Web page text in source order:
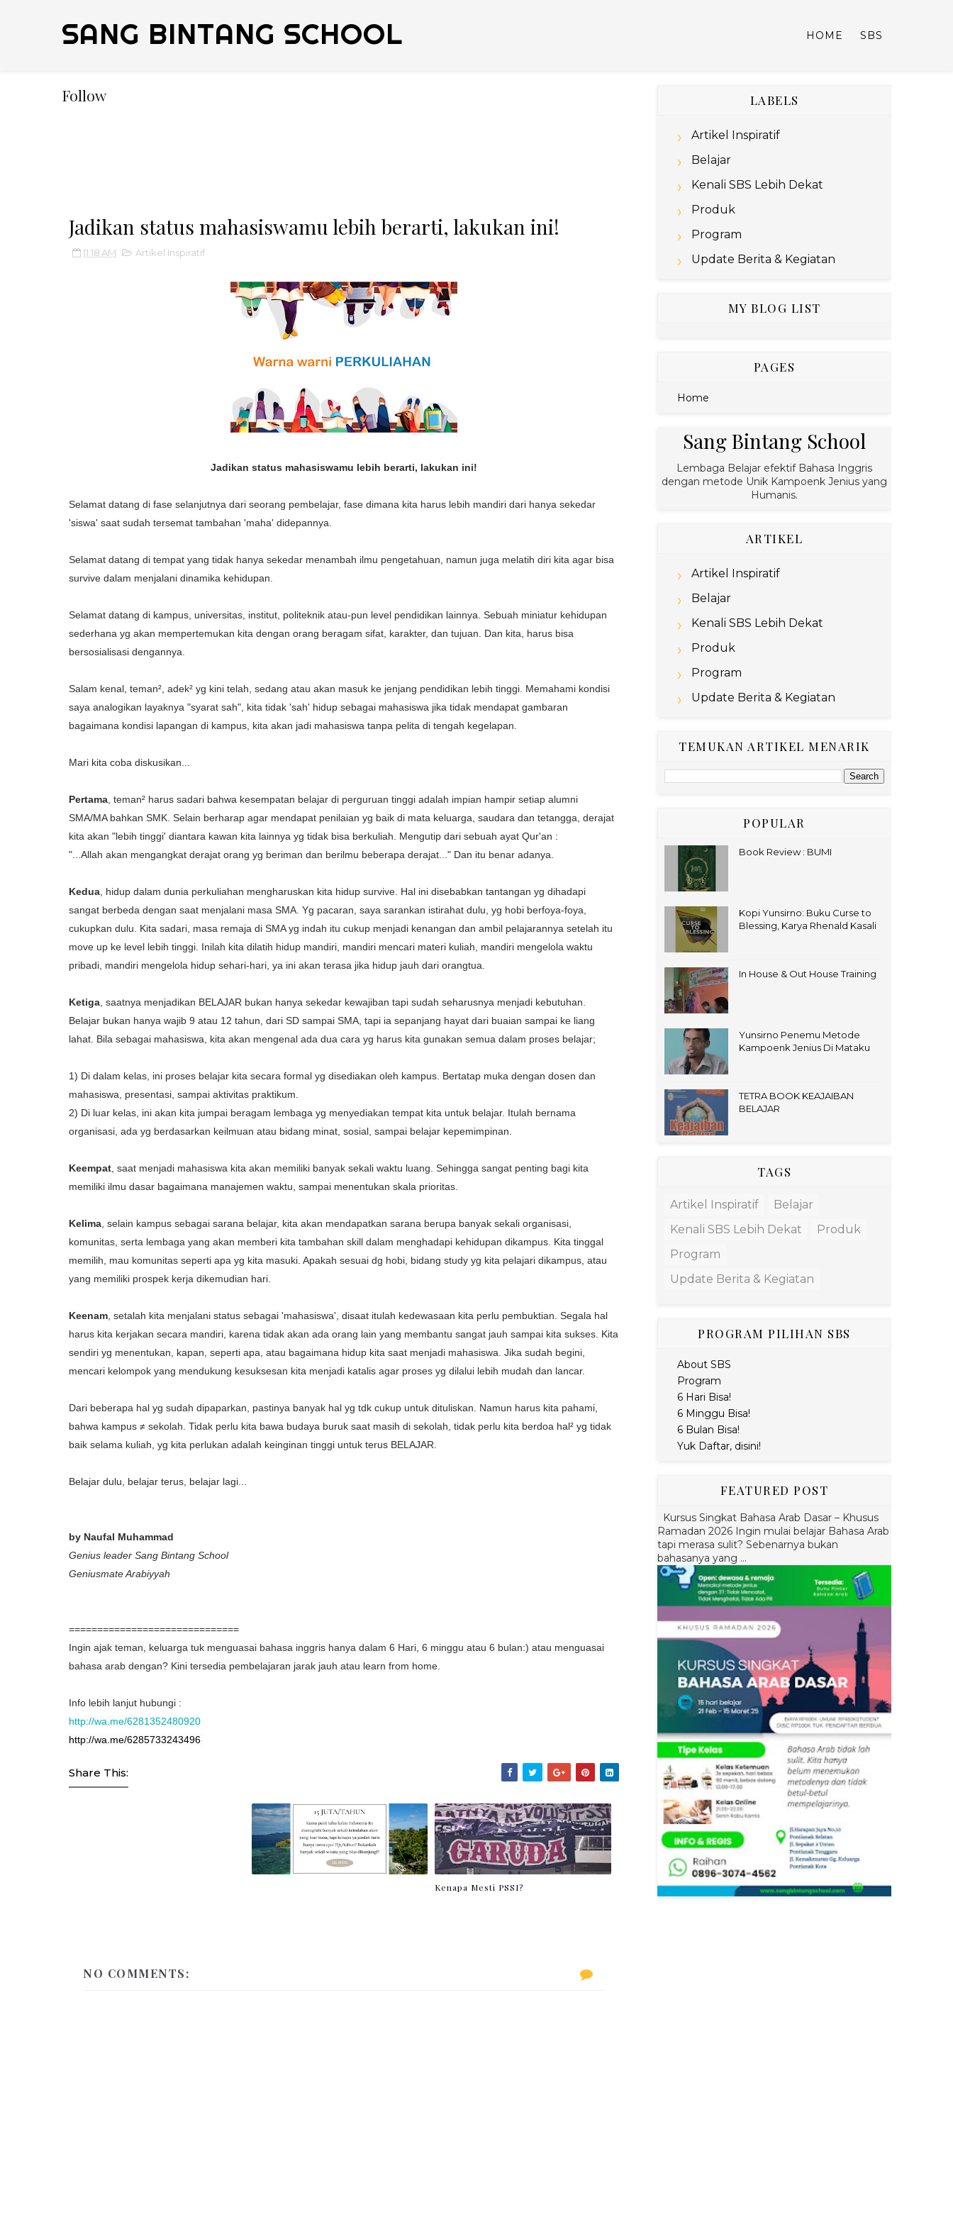
SANG BINTANG SCHOOL HOME SBS
Follow
Jadikan status mahasiswamu lebih berarti, lakukan ini!
11:18 AM Artikel Inspiratif
Jadikan status mahasiswamu lebih berarti, lakukan ini!
Selamat datang di fase selanjutnya dari seorang pembelajar, fase dimana kita harus lebih mandiri dari hanya sekedar
'siswa' saat sudah tersemat tambahan 'maha' didepannya.
Selamat datang di tempat yang tidak hanya sekedar menambah ilmu pengetahuan, namun juga melatih diri kita agar bisa
survive dalam menjalani dinamika kehidupan.
Selamat datang di kampus, universitas, institut, politeknik atau-pun level pendidikan lainnya. Sebuah miniatur kehidupan
sederhana yg akan mempertemukan kita dengan orang beragam sifat, karakter, dan tujuan. Dan kita, harus bisa
bersosialisasi dengannya.
Salam kenal, teman², adek² yg kini telah, sedang atau akan masuk ke jenjang pendidikan lebih tinggi. Memahami kondisi
saya analogikan layaknya "syarat sah", kita tidak 'sah' hidup sebagai mahasiswa jika tidak mendapat gambaran
bagaimana kondisi lapangan di kampus, kita akan jadi mahasiswa tanpa pelita di tengah kegelapan.
Mari kita coba diskusikan...
Pertama , teman² harus sadari bahwa kesempatan belajar di perguruan tinggi adalah impian hampir setiap alumni
SMA/MA bahkan SMK. Selain berharap agar mendapat penilaian yg baik di mata keluarga, saudara dan tetangga, derajat
kita akan "lebih tinggi' diantara kawan kita lainnya yg tidak bisa berkuliah. Mengutip dari sebuah ayat Qur'an :
"...Allah akan mengangkat derajat orang yg beriman dan berilmu beberapa derajat..." Dan itu benar adanya.
Kedua , hidup dalam dunia perkuliahan mengharuskan kita hidup survive. Hal ini disebabkan tantangan yg dihadapi
sangat berbeda dengan saat menjalani masa SMA. Yg pacaran, saya sarankan istirahat dulu, yg hobi berfoya-foya,
cukupkan dulu. Kita sadari, masa remaja di SMA yg indah itu cukup menjadi kenangan dan ambil pelajarannya setelah itu
move up ke level lebih tinggi. Inilah kita dilatih hidup mandiri, mandiri mencari materi kuliah, mandiri mengelola waktu
pribadi, mandiri mengelola hidup sehari-hari, ya ini akan terasa jika hidup jauh dari orangtua.
Ketiga , saatnya menjadikan BELAJAR bukan hanya sekedar kewajiban tapi sudah seharusnya menjadi kebutuhan.
Belajar bukan hanya wajib 9 atau 12 tahun, dari SD sampai SMA, tapi ia sepanjang hayat dari buaian sampai ke liang
lahat. Bila sebagai mahasiswa, kita akan mengenal ada dua cara yg harus kita gunakan semua dalam proses belajar;
1) Di dalam kelas, ini proses belajar kita secara formal yg disediakan oleh kampus. Bertatap muka dengan dosen dan
mahasiswa, presentasi, sampai aktivitas praktikum.
2) Di luar kelas, ini akan kita jumpai beragam lembaga yg menyediakan tempat kita untuk belajar. Itulah bernama
organisasi, ada yg berdasarkan keilmuan atau bidang minat, sosial, sampai belajar kepemimpinan.
Keempat , saat menjadi mahasiswa kita akan memiliki banyak sekali waktu luang. Sehingga sangat penting bagi kita
memiliki ilmu dasar bagaimana manajemen waktu, sampai menentukan skala prioritas.
Kelima , selain kampus sebagai sarana belajar, kita akan mendapatkan sarana berupa banyak sekali organisasi,
komunitas, serta lembaga yang akan memberi kita tambahan skill dalam menghadapi kehidupan dikampus. Kita tinggal
memilih, mau komunitas seperti apa yg kita masuki. Apakah sesuai dg hobi, bidang study yg kita pelajari dikampus, atau
yang memiliki prospek kerja dikemudian hari.
Keenam , setalah kita menjalani status sebagai 'mahasiswa', disaat itulah kedewasaan kita perlu pembuktian. Segala hal
harus kita kerjakan secara mandiri, karena tidak akan ada orang lain yang membantu sangat jauh sampai kita sukses. Kita
sendiri yg menentukan, kapan, seperti apa, atau bagaimana hidup kita saat menjadi mahasiswa. Jika sudah begini,
mencari kelompok yang mendukung kesuksesan kita menjadi katalis agar proses yg dilalui lebih mudah dan lancar.
Dari beberapa hal yg sudah dipaparkan, pastinya banyak hal yg tdk cukup untuk dituliskan. Namun harus kita pahami,
bahwa kampus ≠ sekolah. Tidak perlu kita bawa budaya buruk saat masih di sekolah, tidak perlu kita berdoa hal² yg tidak
baik selama kuliah, yg kita perlukan adalah keinginan tinggi untuk terus BELAJAR.
Belajar dulu, belajar terus, belajar lagi...
by Naufal Muhammad
Genius leader Sang Bintang School
Geniusmate Arabiyyah
==============================
Ingin ajak teman, keluarga tuk menguasai bahasa inggris hanya dalam 6 Hari, 6 minggu atau 6 bulan:) atau menguasai
bahasa arab dengan? Kini tersedia pembelajaran jarak jauh atau learn from home.
Info lebih lanjut hubungi :
http://wa.me/6281352480920
http://wa.me/6285733243496
Share This:
Kenapa Mesti PSSI?
NO COMMENTS:
LABELS
Artikel Inspiratif
Belajar
Kenali SBS Lebih Dekat
Produk
Program
Update Berita & Kegiatan
MY BLOG LIST
PAGES
Home
Sang Bintang School
Lembaga Belajar efektif Bahasa Inggris
dengan metode Unik Kampoenk Jenius yang
Humanis.
ARTIKEL
Artikel Inspiratif
Belajar
Kenali SBS Lebih Dekat
Produk
Program
Update Berita & Kegiatan
TEMUKAN ARTIKEL MENARIK
POPULAR
Book Review : BUMI
Kopi Yunsirno: Buku Curse to
Blessing, Karya Rhenald Kasali
In House & Out House Training
Yunsirno Penemu Metode
Kampoenk Jenius Di Mataku
TETRA BOOK KEAJAIBAN
BELAJAR
TAGS
Artikel Inspiratif
Belajar
Kenali SBS Lebih Dekat
Produk
Program
Update Berita & Kegiatan
PROGRAM PILIHAN SBS
About SBS
Program
6 Hari Bisa!
6 Minggu Bisa!
6 Bulan Bisa!
Yuk Daftar, disini!
FEATURED POST
Kursus Singkat Bahasa Arab Dasar – Khusus
Ramadan 2026 Ingin mulai belajar Bahasa Arab
tapi merasa sulit? Sebenarnya bukan
bahasanya yang ...